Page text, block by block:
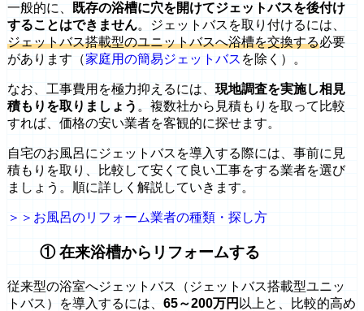
一般的に、
既存の浴槽に穴を開けてジェットバスを後付け
することはできません。ジェットバスを取り付けるには、
ジェットバス搭載型のユニットバスへ浴槽を交換する必要
があります（家庭用の簡易ジェットバス を除く）。
なお、工事費用を極力抑えるには、 現地調査を実施し相見
積もりを取りましょう 。複数社から見積もりを取って比較
すれば、価格の安い業者を客観的に探せます。
自宅のお風呂にジェットバスを導入する際には、事前に見
積もりを取り、比較して安くて良い工事をする業者を選び
ましょう。順に詳しく解説していきます。
＞＞お風呂のリフォーム業者の種類・探し方
① 在来浴槽からリフォームする
従来型の浴室へジェットバス（ジェットバス搭載型ユニッ
トバス）を導入するには、 65～200万円 以上と、比較的高め